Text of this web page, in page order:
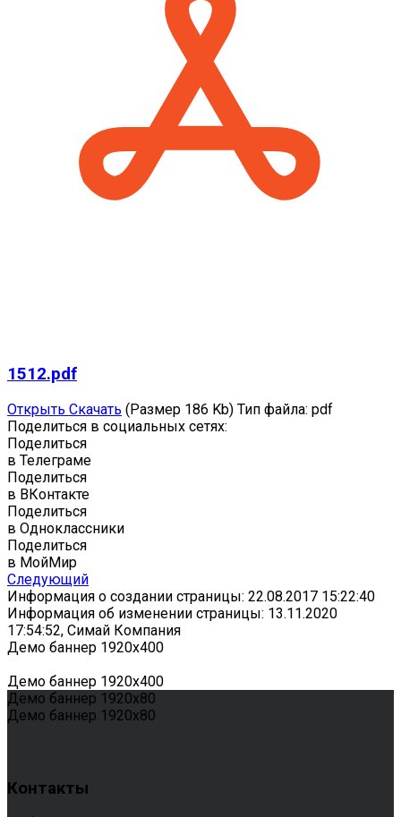
1512.pdf
Открыть Скачать (Размер 186 Kb) Тип файла: pdf
Поделиться в социальных сетях:
Поделиться
в Телеграме
Поделиться
в ВКонтакте
Поделиться
в Одноклассники
Поделиться
в МойМир
Следующий
Информация о создании страницы: 22.08.2017 15:22:40
Информация об изменении страницы: 13.11.2020
17:54:52, Симай Компания
Демо баннер 1920х400
Демо баннер 1920х400
Демо баннер 1920х80
Демо баннер 1920х80
Контакты